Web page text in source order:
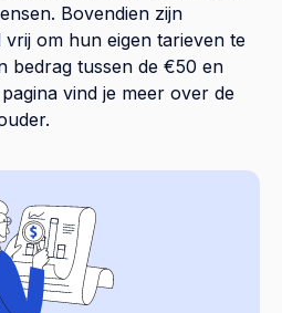
Bovendien zijn
om hun eigen tarieven te
bedrag tussen de €50 en
vind je meer over de